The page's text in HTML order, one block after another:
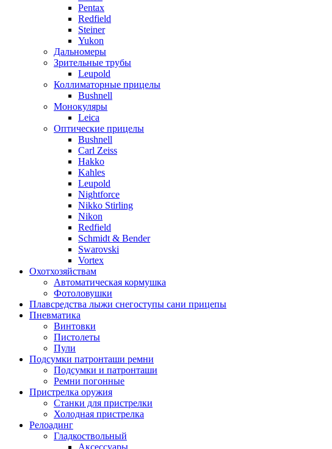
Pentax
Redfield
Steiner
Yukon
Дальномеры
Зрительные трубы
Leupold
Коллиматорные прицелы
Bushnell
Монокуляры
Leica
Оптические прицелы
Bushnell
Carl Zeiss
Hakko
Kahles
Leupold
Nightforce
Nikko Stirling
Nikon
Redfield
Schmidt & Bender
Swarovski
Vortex
Охотхозяйствам
Автоматическая кормушка
Фотоловушки
Плавсредства лыжи снегоступы сани прицепы
Пневматика
Винтовки
Пистолеты
Пули
Подсумки патронташи ремни
Подсумки и патронташи
Ремни погонные
Пристрелка оружия
Станки для пристрелки
Холодная пристрелка
Релоадинг
Гладкоствольный
Аксессуары